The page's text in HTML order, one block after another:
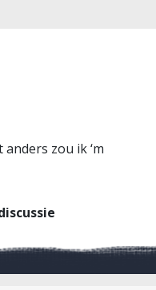
zou ik ‘m